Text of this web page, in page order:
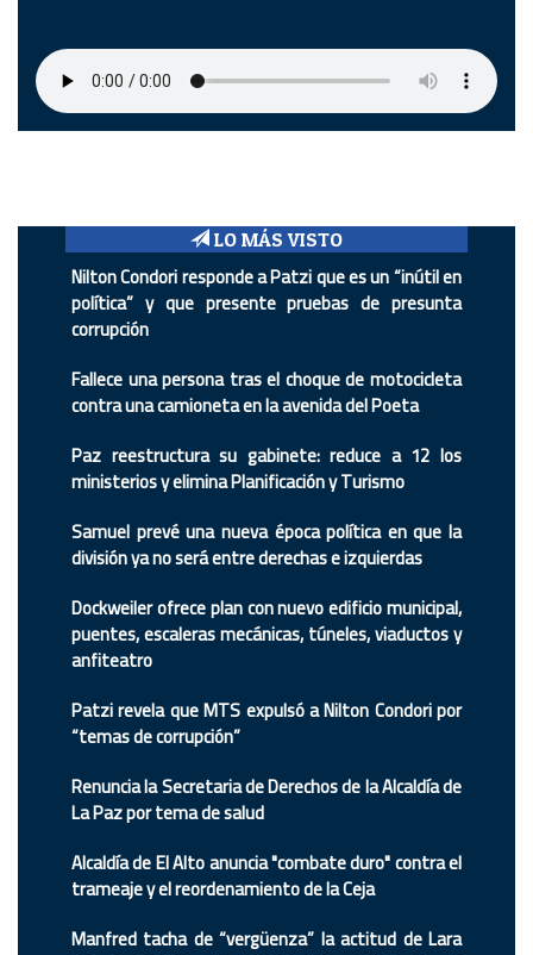
LO MÁS VISTO
Nilton Condori responde a Patzi que es un “inútil en
política” y que presente pruebas de presunta
corrupción
Fallece una persona tras el choque de motocicleta
contra una camioneta en la avenida del Poeta
Paz reestructura su gabinete: reduce a 12 los
ministerios y elimina Planificación y Turismo
Samuel prevé una nueva época política en que la
división ya no será entre derechas e izquierdas
Dockweiler ofrece plan con nuevo edificio municipal,
puentes, escaleras mecánicas, túneles, viaductos y
anfiteatro
Patzi revela que MTS expulsó a Nilton Condori por
“temas de corrupción”
Renuncia la Secretaria de Derechos de la Alcaldía de
La Paz por tema de salud
Alcaldía de El Alto anuncia "combate duro" contra el
trameaje y el reordenamiento de la Ceja
Manfred tacha de “vergüenza” la actitud de Lara